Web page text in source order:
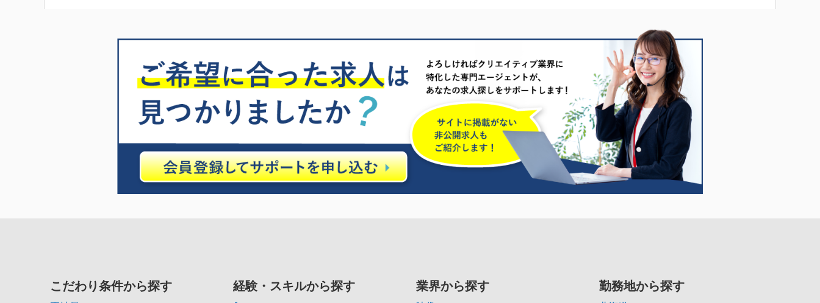
こだわり条件から探す 経験・スキルから探す 業界から探す 勤務地から探す